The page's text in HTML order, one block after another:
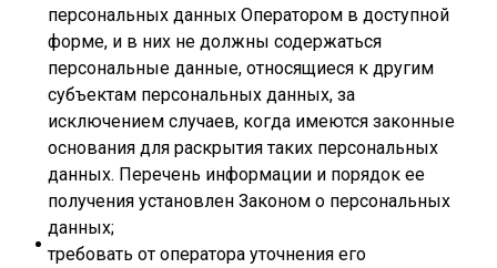
персональных данных Оператором в доступной
форме, и в них не должны содержаться
персональные данные, относящиеся к другим
субъектам персональных данных, за
исключением случаев, когда имеются законные
основания для раскрытия таких персональных
данных. Перечень информации и порядок ее
получения установлен Законом о персональных
данных;
требовать от оператора уточнения его